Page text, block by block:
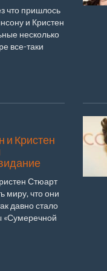
что пришлось
и Кристен
несколько
все-таки
и Кристен
Стюарт
миру, что они
давно стало
«Сумеречной